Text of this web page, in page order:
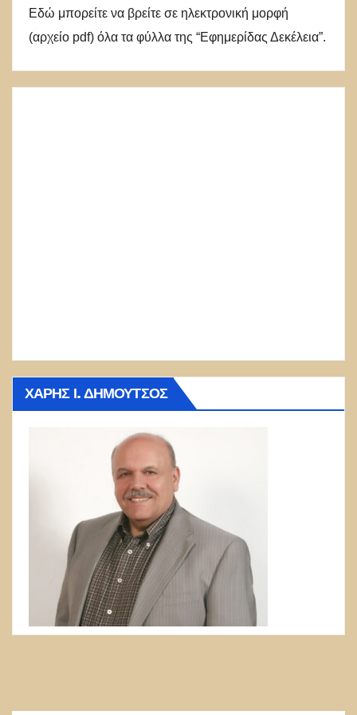
Εδώ μπορείτε να βρείτε σε ηλεκτρονική μορφή
(αρχείο pdf) όλα τα φύλλα της “Εφημερίδας Δεκέλεια”.
ΧΆΡΗΣ Ι. ΔΗΜΟΎΤΣΟΣ